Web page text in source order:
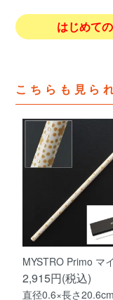
はじめて
こちらも見ら
MYSTRO Primo マ
2,915円(税込)
直径0.6×長さ20.6cm